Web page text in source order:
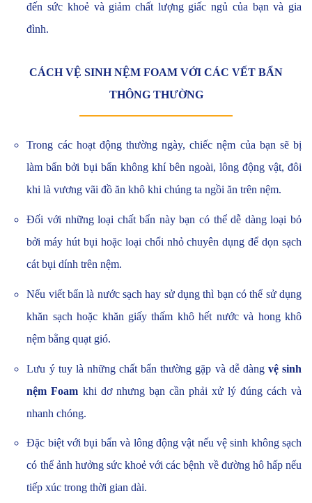
đến sức khoẻ và giảm chất lượng giấc ngủ của bạn và gia
đình.
CÁCH VỆ SINH NỆM FOAM VỚI CÁC VẾT BẨN
THÔNG THƯỜNG
Trong các hoạt động thường ngày, chiếc nệm của bạn sẽ bị
làm bẩn bởi bụi bẩn không khí bên ngoài, lông động vật, đôi
khi là vương vãi đồ ăn khô khi chúng ta ngồi ăn trên nệm.
Đối với những loại chất bẩn này bạn có thể dễ dàng loại bỏ
bởi máy hút bụi hoặc loại chổi nhỏ chuyên dụng để dọn sạch
cát bụi dính trên nệm.
Nếu viết bẩn là nước sạch hay sử dụng thì bạn có thể sử dụng
khăn sạch hoặc khăn giấy thấm khô hết nước và hong khô
nệm bằng quạt gió.
Lưu ý tuy là những chất bẩn thường gặp và dễ dàng vệ sinh
nệm Foam khi dơ nhưng bạn cần phải xử lý đúng cách và
nhanh chóng.
Đặc biệt với bụi bẩn và lông động vật nếu vệ sinh không sạch
có thể ảnh hưởng sức khoẻ với các bệnh về đường hô hấp nếu
tiếp xúc trong thời gian dài.